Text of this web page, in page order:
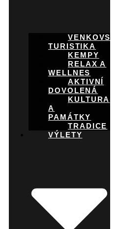
VENKOVSKÁ
TURISTIKA
KEMPY
RELAX A
WELLNES
AKTIVNÍ
DOVOLENÁ
KULTURA
A
PAMÁTKY
TRADICE
VÝLETY